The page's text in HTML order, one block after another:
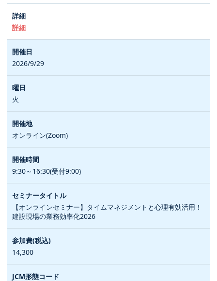
詳細
2026/9/29
火
オンライン(Zoom)
9:30～16:30(受付9:00)
【オンラインセミナー】タイムマネジメントと心理有効活用！
建設現場の業務効率化2026
14,300